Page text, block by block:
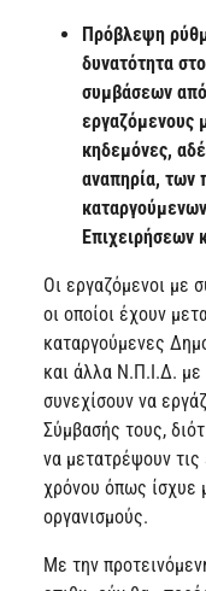
Πρόβλεψη
δυνατότητα
συμβάσεων από
εργαζόμενους
κηδεμόνες,
αναπηρία,
Οι εργαζόμενοι με
οι οποίοι έχουν
καταργούμενες
και άλλα Ν.Π.Ι.Δ.
συνεχίσουν να
Σύμβασής τους,
να μετατρέψουν
χρόνου όπως ίσχυε
οργανισμούς.
Με την